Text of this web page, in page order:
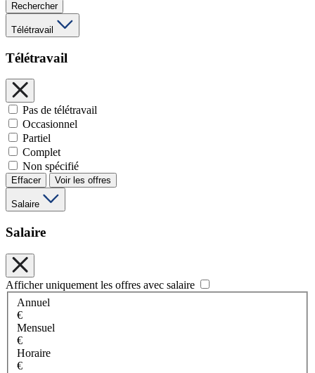
Rechercher
Télétravail
Télétravail
Pas de télétravail
Occasionnel
Partiel
Complet
Non spécifié
Effacer Voir les offres
Salaire
Salaire
Afficher uniquement les offres avec salaire
Annuel
€
Mensuel
€
Horaire
€